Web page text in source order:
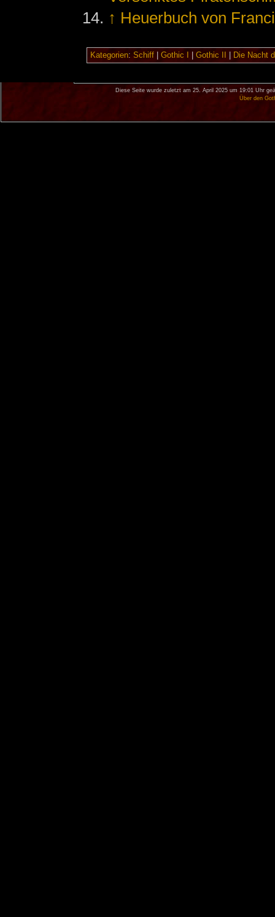
↑ Heuerbuch von
Kategorien: Schiff| Gothic I Gothic II Die Nacht
Diese Seite wurde zuletzt am 25. April 2025 um 19:01 Uhr
Über den